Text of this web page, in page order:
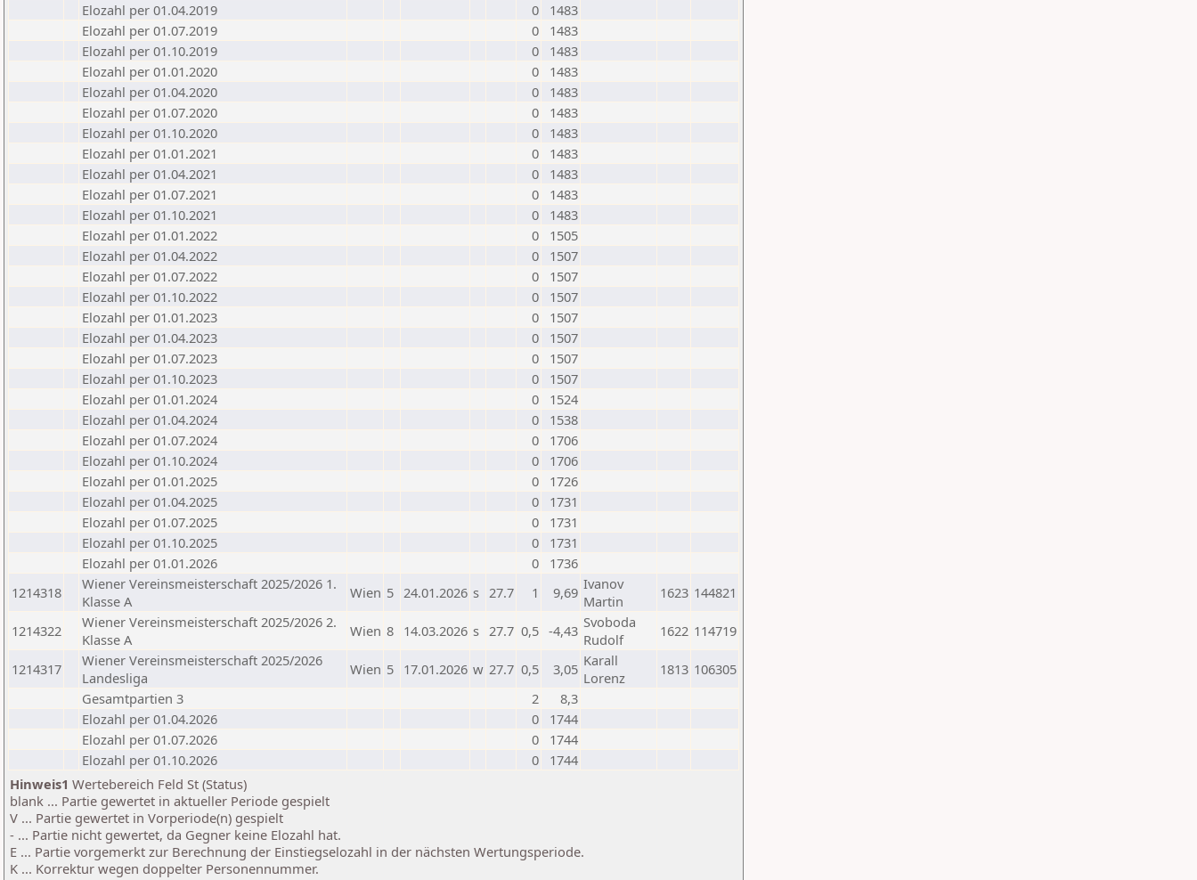
Elozahl per 01.04.2019
0
1483
Elozahl per 01.07.2019
0
1483
Elozahl per 01.10.2019
0
1483
Elozahl per 01.01.2020
0
1483
Elozahl per 01.04.2020
0
1483
Elozahl per 01.07.2020
0
1483
Elozahl per 01.10.2020
0
1483
Elozahl per 01.01.2021
0
1483
Elozahl per 01.04.2021
0
1483
Elozahl per 01.07.2021
0
1483
Elozahl per 01.10.2021
0
1483
Elozahl per 01.01.2022
0
1505
Elozahl per 01.04.2022
0
1507
Elozahl per 01.07.2022
0
1507
Elozahl per 01.10.2022
0
1507
Elozahl per 01.01.2023
0
1507
Elozahl per 01.04.2023
0
1507
Elozahl per 01.07.2023
0
1507
Elozahl per 01.10.2023
0
1507
Elozahl per 01.01.2024
0
1524
Elozahl per 01.04.2024
0
1538
Elozahl per 01.07.2024
0
1706
Elozahl per 01.10.2024
0
1706
Elozahl per 01.01.2025
0
1726
Elozahl per 01.04.2025
0
1731
Elozahl per 01.07.2025
0
1731
Elozahl per 01.10.2025
0
1731
Elozahl per 01.01.2026
0
1736
1214318
Wiener Vereinsmeisterschaft 2025/2026 1.
Klasse A
Wien 5 24.01.2026 s 27.7 1 9,69 Ivanov
Martin
1623 144821
1214322
Wiener Vereinsmeisterschaft 2025/2026 2.
Klasse A
Wien 8 14.03.2026 s 27.7 0,5 -4,43 Svoboda
Rudolf
1622 114719
1214317
Wiener Vereinsmeisterschaft 2025/2026
Landesliga
Wien 5 17.01.2026 w 27.7 0,5 3,05 Karall
Lorenz
1813 106305
Gesamtpartien 3
2
8,3
Elozahl per 01.04.2026
0
1744
Elozahl per 01.07.2026
0
1744
Elozahl per 01.10.2026
0
1744
Hinweis1 Wertebereich Feld St (Status)
blank ... Partie gewertet in aktueller Periode gespielt
V ... Partie gewertet in Vorperiode(n) gespielt
- ... Partie nicht gewertet, da Gegner keine Elozahl hat.
E ... Partie vorgemerkt zur Berechnung der Einstiegselozahl in der nächsten Wertungsperiode.
K ... Korrektur wegen doppelter Personennummer.